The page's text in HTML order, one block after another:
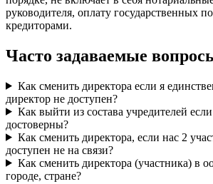
руководителя, оплату государственных
кредиторами.
Часто задаваемые
Как сменить директора если я
директор не доступен?
Как выйти из состава учредителей
достоверны?
Как сменить директора, если нас 2
доступен не на связи?
Как сменить директора (участника) в
городе, стране?